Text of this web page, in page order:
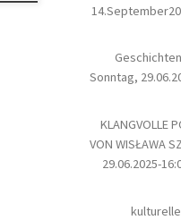
Sonntag,
KLANGVOLLE
VON WISŁAWA
29.06.2025-